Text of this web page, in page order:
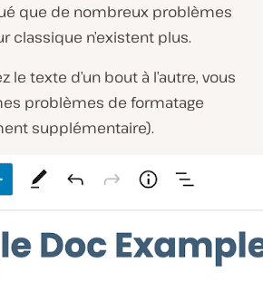
que de nombreux problèmes
classique n’existent plus.
le texte d’un bout à l’autre, vous
problèmes de formatage
supplémentaire).